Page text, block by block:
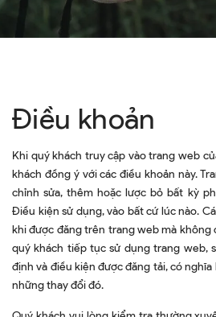
Điều khoản
Khi quý khách truy cập vào trang web
khách đồng ý với các điều khoản này.
chỉnh sửa, thêm hoặc lược bỏ bất kỳ
Điều kiện sử dụng, vào bất cứ lúc nào.
khi được đăng trên trang web mà không
quý khách tiếp tục sử dụng trang web,
định và điều kiện được đăng tải, có
những thay đổi đó.